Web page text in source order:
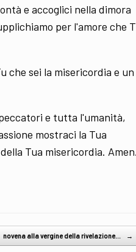
e accoglici nella dimora
per l'amore che
che sei la misericordia e un
e tutta l'umanità,
mostraci la Tua
Tua misericordia.
novena alla vergine della rivelazione… →